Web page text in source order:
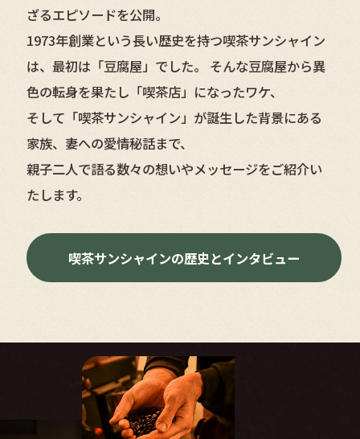
ざるエピソードを公開。
1973年創業という長い歴史を持つ喫茶サンシャイン
は、最初は「豆腐屋」でした。
そんな豆腐屋から異
色の転身を果たし「喫茶店」になったワケ、
そして「喫茶サンシャイン」が誕生した背景にある
家族、妻への愛情秘話まで、
親子二人で語る数々の想いやメッセージをご紹介い
たします。
喫茶サンシャインの歴史とインタビュー